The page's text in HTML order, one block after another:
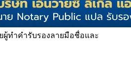
ผู้ทำคำรับรองลายมือชื่อและ